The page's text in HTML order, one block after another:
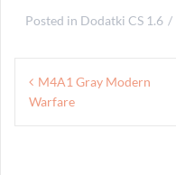
Posted in Dodatki CS 1.6
Nawigacja
wpisu
M4A1 Gray Modern
Warfare